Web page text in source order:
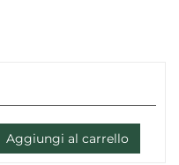
Aggiungi al carrello